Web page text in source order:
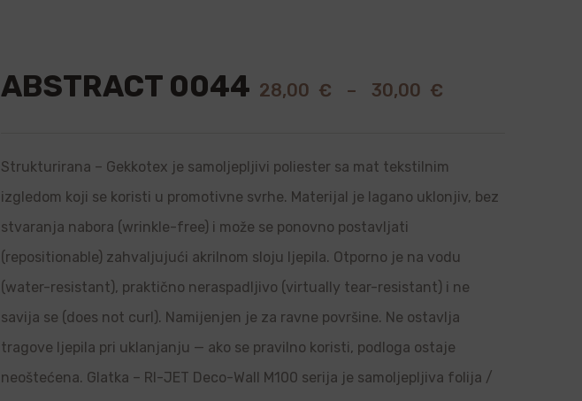
ABSTRACT 0044 28,00 € – 30,00 €
Strukturirana – Gekkotex je samoljepljivi poliester sa mat tekstilnim
izgledom koji se koristi u promotivne svrhe. Materijal je lagano uklonjiv, bez
stvaranja nabora (wrinkle-free) i može se ponovno postavljati
(repositionable) zahvaljujući akrilnom sloju ljepila. Otporno je na vodu
(water-resistant), praktično neraspadljivo (virtually tear-resistant) i ne
savija se (does not curl). Namijenjen je za ravne površine. Ne ostavlja
tragove ljepila pri uklanjanju — ako se pravilno koristi, podloga ostaje
neoštećena. Glatka – RI-JET Deco-Wall M100 serija je samoljepljiva folija /